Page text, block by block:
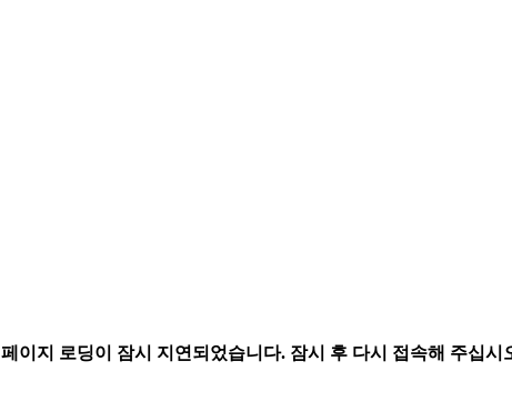
페이지 로딩이 잠시 지연되었습니다. 잠시 후 다시 접속해 주십시